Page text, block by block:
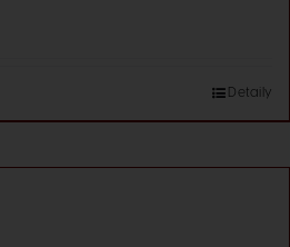
Detaily